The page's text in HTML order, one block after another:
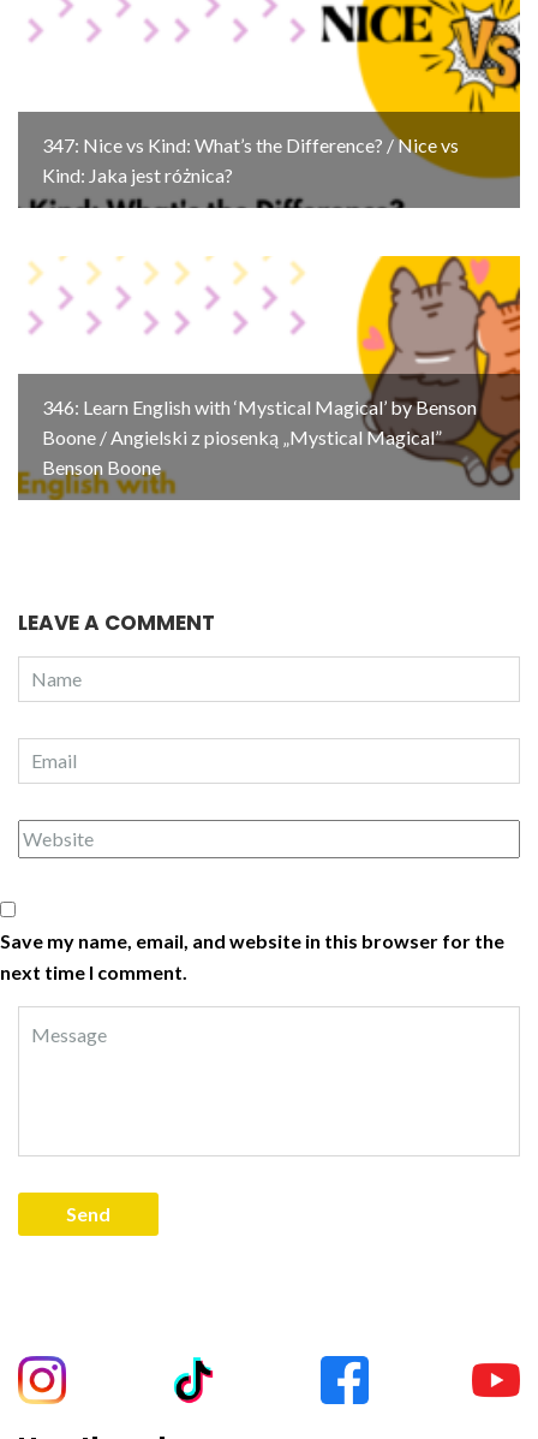
347: Nice vs Kind: What’s the Difference? / Nice vs
Kind: Jaka jest różnica?
346: Learn English with ‘Mystical Magical’ by Benson
Boone / Angielski z piosenką „Mystical Magical”
Benson Boone
LEAVE A COMMENT
Save my name, email, and website in this browser for the
next time I comment.